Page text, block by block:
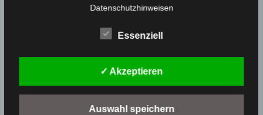
Datenschutzhinweisen
Essenziell
✓ Akzeptieren
Auswahl speichern